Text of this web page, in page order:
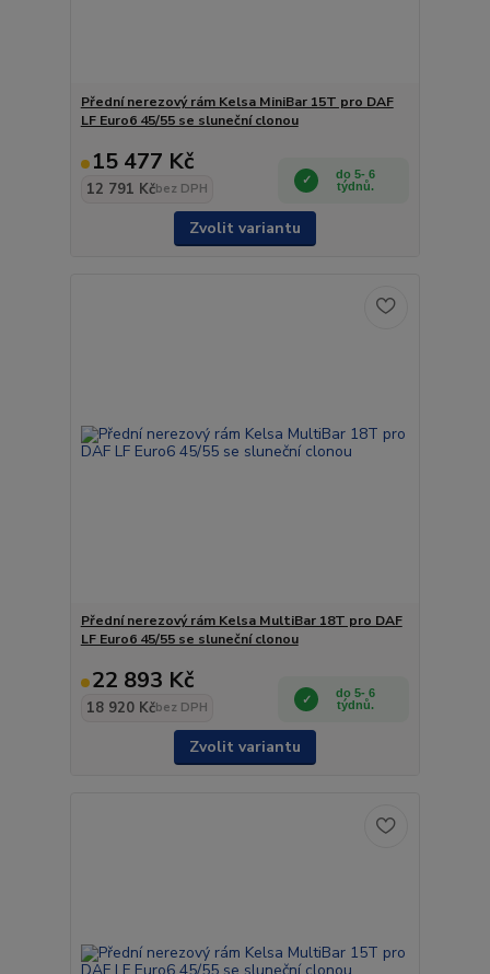
Přední nerezový rám Kelsa MiniBar 15T pro DAF
LF Euro6 45/55 se sluneční clonou
15 477 Kč
12 791 Kčbez DPH
do 5- 6
týdnů.
Zvolit variantu
Přední nerezový rám Kelsa MultiBar 18T pro DAF
LF Euro6 45/55 se sluneční clonou
22 893 Kč
18 920 Kčbez DPH
do 5- 6
týdnů.
Zvolit variantu